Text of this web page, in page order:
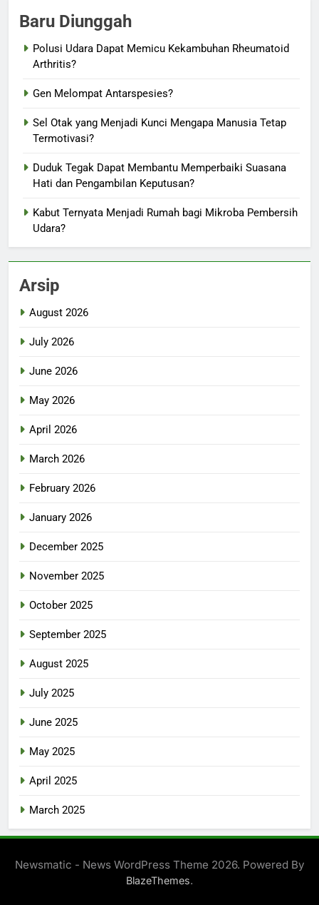
Baru Diunggah
Polusi Udara Dapat Memicu Kekambuhan Rheumatoid
Arthritis?
Gen Melompat Antarspesies?
Sel Otak yang Menjadi Kunci Mengapa Manusia Tetap
Termotivasi?
Duduk Tegak Dapat Membantu Memperbaiki Suasana
Hati dan Pengambilan Keputusan?
Kabut Ternyata Menjadi Rumah bagi Mikroba Pembersih
Udara?
Arsip
August 2026
July 2026
June 2026
May 2026
April 2026
March 2026
February 2026
January 2026
December 2025
November 2025
October 2025
September 2025
August 2025
July 2025
June 2025
May 2025
April 2025
March 2025
Newsmatic - News WordPress Theme 2026. Powered By
BlazeThemes.